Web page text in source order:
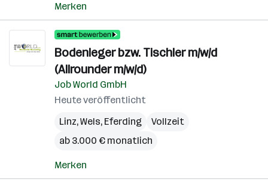
Merken
Bodenleger bzw. Tischler m/w/d
(Allrounder m/w/d)
Job World GmbH
Heute veröffentlicht
Linz,Wels, Eferding
Vollzeit
ab 3.000 € monatlich
Merken